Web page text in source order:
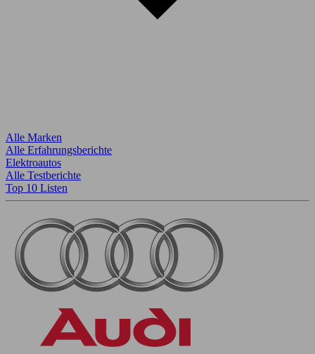
Alle Marken
Alle Erfahrungsberichte
Elektroautos
Alle Testberichte
Top 10 Listen